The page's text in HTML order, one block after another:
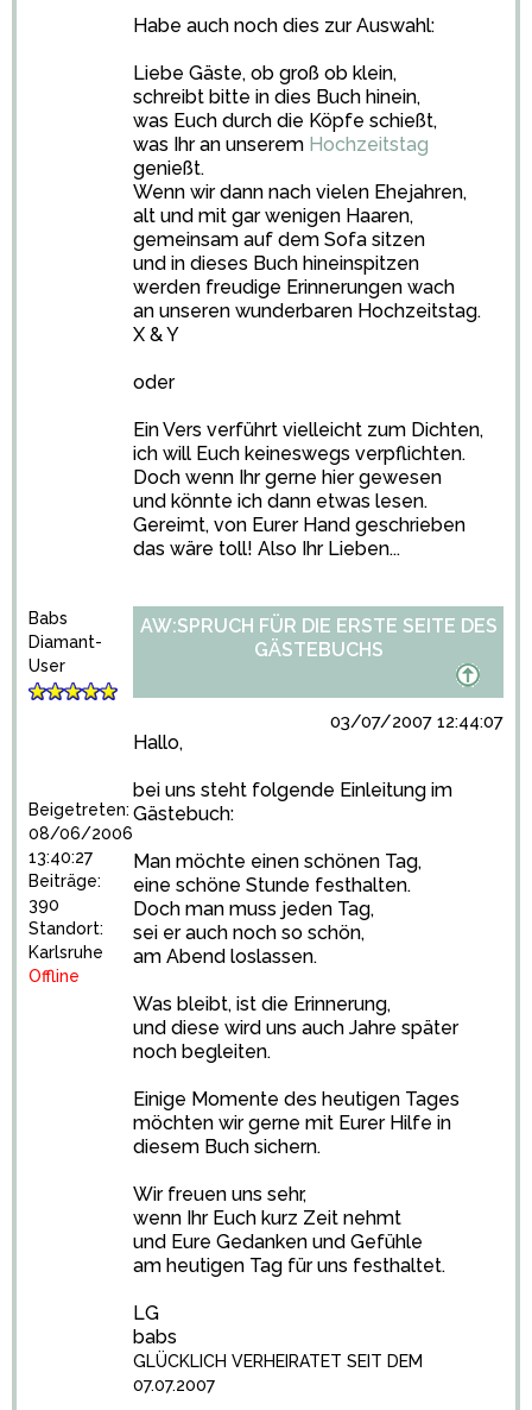
Habe auch noch dies zur Auswahl:
Liebe Gäste, ob groß ob klein,
schreibt bitte in dies Buch hinein,
was Euch durch die Köpfe schießt,
was Ihr an unserem Hochzeitstag
genießt.
Wenn wir dann nach vielen Ehejahren,
alt und mit gar wenigen Haaren,
gemeinsam auf dem Sofa sitzen
und in dieses Buch hineinspitzen
werden freudige Erinnerungen wach
an unseren wunderbaren Hochzeitstag.
X & Y
oder
Ein Vers verführt vielleicht zum Dichten,
ich will Euch keineswegs verpflichten.
Doch wenn Ihr gerne hier gewesen
und könnte ich dann etwas lesen.
Gereimt, von Eurer Hand geschrieben
das wäre toll! Also Ihr Lieben...
Babs
Diamant-
User
Beigetreten:
08/06/2006
13:40:27
Beiträge:
390
Standort:
Karlsruhe
Offline
AW:SPRUCH FÜR DIE ERSTE SEITE DES
GÄSTEBUCHS
03/07/2007 12:44:07
Hallo,
bei uns steht folgende Einleitung im
Gästebuch:
Man möchte einen schönen Tag,
eine schöne Stunde festhalten.
Doch man muss jeden Tag,
sei er auch noch so schön,
am Abend loslassen.
Was bleibt, ist die Erinnerung,
und diese wird uns auch Jahre später
noch begleiten.
Einige Momente des heutigen Tages
möchten wir gerne mit Eurer Hilfe in
diesem Buch sichern.
Wir freuen uns sehr,
wenn Ihr Euch kurz Zeit nehmt
und Eure Gedanken und Gefühle
am heutigen Tag für uns festhaltet.
LG
babs
GLÜCKLICH VERHEIRATET SEIT DEM
07.07.2007